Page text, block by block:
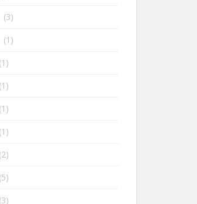
(3)
(1)
(1)
(1)
(1)
(1)
(2)
(5)
(3)